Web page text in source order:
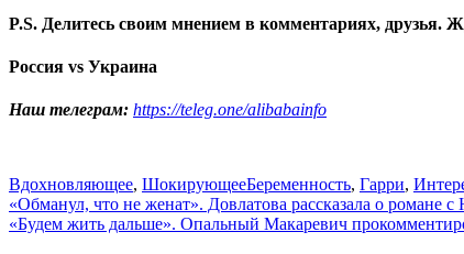
P.S. Делитесь своим мнением в комментариях, друзья.
Россия vs Украина
Наш телеграм: https://teleg.one/alibabainfo
Вдохновляющее, ШокирующееБеременность, Гарри,
Навигация
по
«Обманул, что не женат». Довлатова рассказала о романе
«Будем жить дальше». Опальный Макаревич